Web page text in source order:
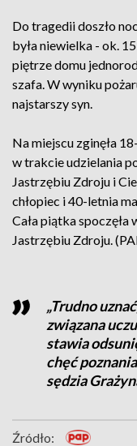
Do tragedii doszło
była niewielka - ok.
piętrze domu
szafa. W wyniku
najstarszy syn.
Na miejscu zginęła
w trakcie udzielania
Jastrzębiu Zdroju i
chłopiec i 40-letnia
Cała piątka
Jastrzębiu Zdroju.
„Trudno
związana
stawia
chęć
sędzia
Źródło: